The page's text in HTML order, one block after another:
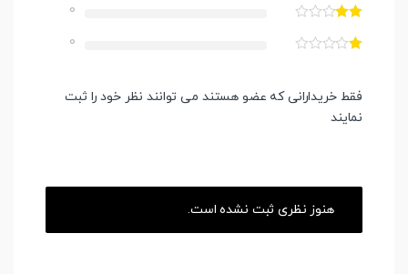
0
0
فقط خریدارانی که عضو هستند می توانند نظر خود را ثبت
نمایند
هنوز نظری ثبت نشده است.